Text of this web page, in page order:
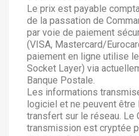
Le prix est payable
de la passation de
par voie de paiement
(VISA, Mastercard/
paiement en ligne utilise
Socket Layer) via
Banque Postale.
Les informations
logiciel et ne peuvent être
transfert sur le réseau. Le
transmission est cryptée